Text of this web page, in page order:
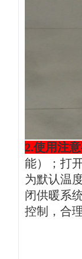
2.使用注
能）；打
为默认温
闭供暖系
控制，合